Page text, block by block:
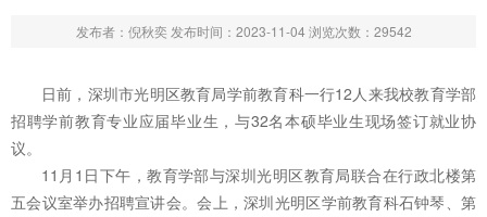
发布者：倪秋奕 发布时间：2023-11-04 浏览次数： 29542
日前，深圳市光明区教育局学前教育科一行12人来我校教育学部
招聘学前教育专业应届毕业生，与32名本硕毕业生现场签订就业协
议。
11月1日下午，教育学部与深圳光明区教育局联合在行政北楼第
五会议室举办招聘宣讲会。会上，深圳光明区学前教育科石钟琴、第